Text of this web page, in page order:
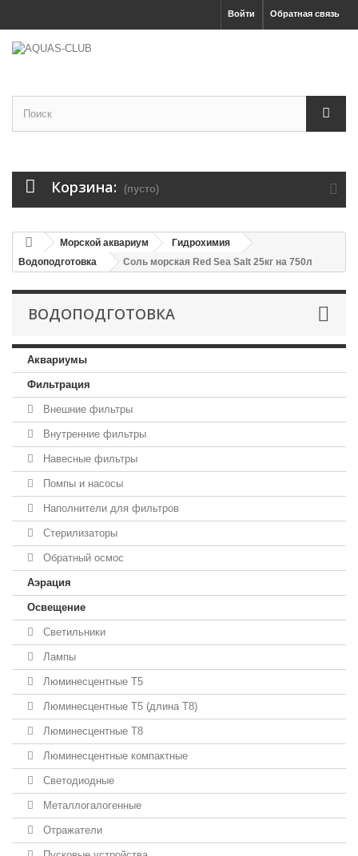
Обратная связь
Войти
Корзина: (пусто)
Морской аквариум
Гидрохимия
Водоподготовка
Соль морская Red Sea Salt 25кг на 750л
ВОДОПОДГОТОВКА
Аквариумы
Фильтрация
Внешние фильтры
Внутренние фильтры
Навесные фильтры
Помпы и насосы
Наполнители для фильтров
Стерилизаторы
Обратный осмос
Аэрация
Освещение
Светильники
Лампы
Люминесцентные T5
Люминесцентные T5 (длина T8)
Люминесцентные T8
Люминесцентные компактные
Светодиодные
Металлогалогенные
Отражатели